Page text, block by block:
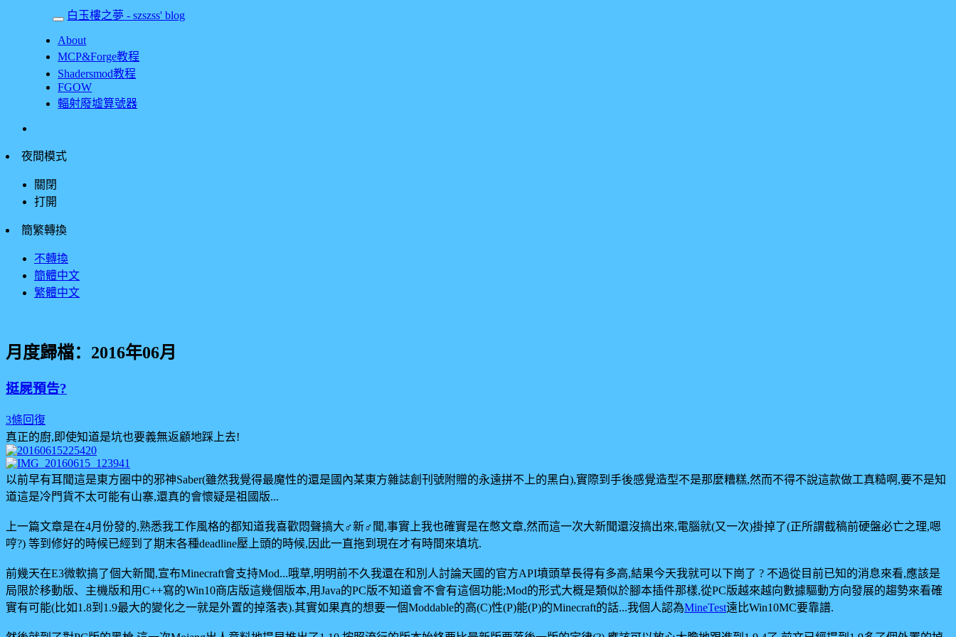
白玉樓之夢 - szszss' blog
About
MCP&Forge教程
Shadersmod教程
FGOW
輻射廢墟算號器
夜間模式
關閉
打開
簡繁轉換
不轉換
簡體中文
繁體中文
月度歸檔： 2016年06月
挺屍預告?
3條回復
真正的廚,即使知道是坑也要義無返顧地踩上去!
以前早有耳聞這是東方圈中的邪神Saber(雖然我覺得最魔性的還是國內某東方雜誌創刊號附贈的永遠拼不上的黑白),實際到手後感覺造型不是那麼糟糕,然而不得不說這款做工真糙啊,要不是知
道這是冷門貨不太可能有山寨,還真的會懷疑是祖國版...
上一篇文章是在4月份發的,熟悉我工作風格的都知道我喜歡悶聲搞大♂新♂聞,事實上我也確實是在憋文章,然而這一次大新聞還沒搞出來,電腦就(又一次)掛掉了(正所謂截稿前硬盤必亡之理,嗯
哼?) 等到修好的時候已經到了期末各種deadline壓上頭的時候,因此一直拖到現在才有時間來填坑.
前幾天在E3微軟搞了個大新聞,宣布Minecraft會支持Mod...哦草,明明前不久我還在和別人討論天國的官方API墳頭草長得有多高,結果今天我就可以下崗了 ? 不過從目前已知的消息來看,應該是
局限於移動版、主機版和用C++寫的Win10商店版這幾個版本,用Java的PC版不知道會不會有這個功能;Mod的形式大概是類似於腳本插件那樣,從PC版越來越向數據驅動方向發展的趨勢來看確
實有可能(比如1.8到1.9最大的變化之一就是外置的掉落表).其實如果真的想要一個Moddable的高(C)性(P)能(P)的Minecraft的話...我個人認為MineTest遠比Win10MC要靠譜.